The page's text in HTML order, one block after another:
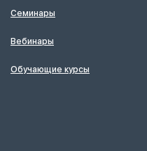
Семинары
Вебинары
Обучающие курсы